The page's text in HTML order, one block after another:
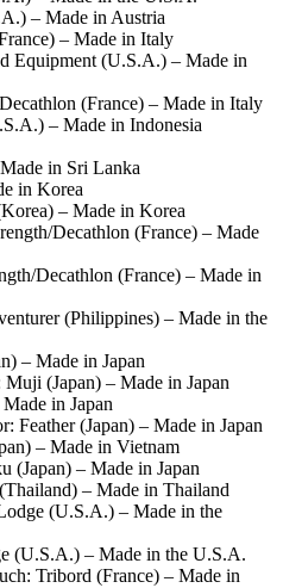
– Made in Austria
– Made in Italy
Equipment (U.S.A.) – Made in
(France) – Made in Italy
– Made in Indonesia
in Sri Lanka
in Korea
– Made in Korea
Decathlon (France) – Made
Decathlon (France) – Made in
(Philippines) – Made in the
– Made in Japan
(Japan) – Made in Japan
in Japan
Feather (Japan) – Made in Japan
– Made in Vietnam
(Japan) – Made in Japan
– Made in Thailand
(U.S.A.) – Made in the
(U.S.A.) – Made in the U.S.A.
Tribord (France) – Made in